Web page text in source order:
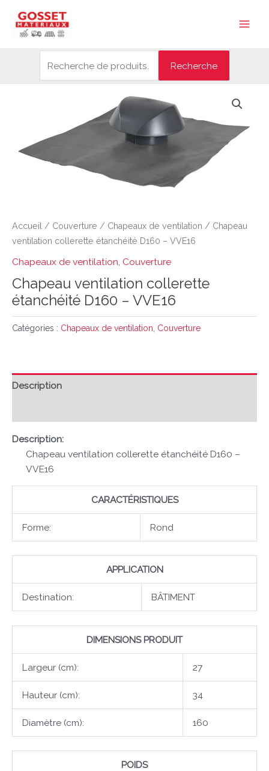
contenu
pour :
Recherche
Accueil / Couverture / Chapeaux de ventilation / Chapeau
ventilation collerette étanchéité D160 – VVE16
Chapeaux de ventilation, Couverture
Chapeau ventilation collerette
étanchéité D160 – VVE16
Catégories : Chapeaux de ventilation, Couverture
Description
Description:
Chapeau ventilation collerette étanchéité D160 –
VVE16
CARACTÉRISTIQUES
Forme: Rond
APPLICATION
Destination: BÂTIMENT
DIMENSIONS PRODUIT
Largeur (cm): 27
Hauteur (cm): 34
Diamètre (cm): 160
POIDS